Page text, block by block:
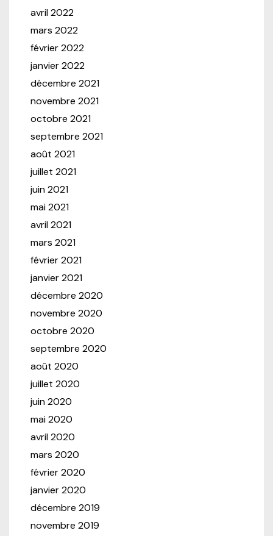
avril 2022
mars 2022
février 2022
janvier 2022
décembre 2021
novembre 2021
octobre 2021
septembre 2021
août 2021
juillet 2021
juin 2021
mai 2021
avril 2021
mars 2021
février 2021
janvier 2021
décembre 2020
novembre 2020
octobre 2020
septembre 2020
août 2020
juillet 2020
juin 2020
mai 2020
avril 2020
mars 2020
février 2020
janvier 2020
décembre 2019
novembre 2019